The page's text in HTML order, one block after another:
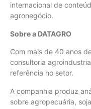
internacional de
agronegócio.
Sobre a DATAGRO
Com mais de 40 anos
consultoria
referência no setor.
A companhia produz
sobre agropecuária,